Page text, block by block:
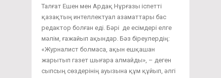
Талғат Ешен мен Ардақ Нұрғазы іспетті
қазақтың интеллектуал азаматтары бас
редактор болған еді. Бәрі де есімдері елге
мәлім, ғажайып ақындар. Бәз біреулердің:
«Журналист болмаса, ақын ешқашан
жарытып газет шығара алмайды», – деген
сыпсың сөздерінің ауызына құм құйып, әлгі